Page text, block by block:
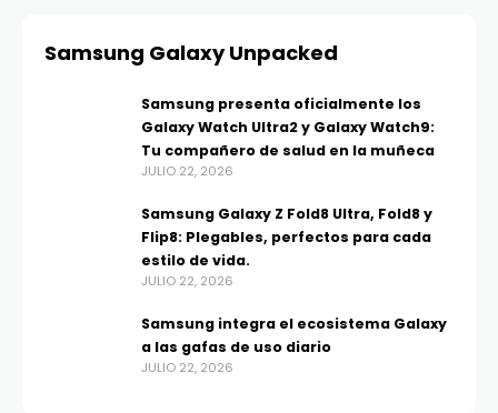
Samsung Galaxy Unpacked
Samsung presenta oficialmente los
Galaxy Watch Ultra2 y Galaxy Watch9:
Tu compañero de salud en la muñeca
JULIO 22, 2026
Samsung Galaxy Z Fold8 Ultra, Fold8 y
Flip8: Plegables, perfectos para cada
estilo de vida.
JULIO 22, 2026
Samsung integra el ecosistema Galaxy
a las gafas de uso diario
JULIO 22, 2026